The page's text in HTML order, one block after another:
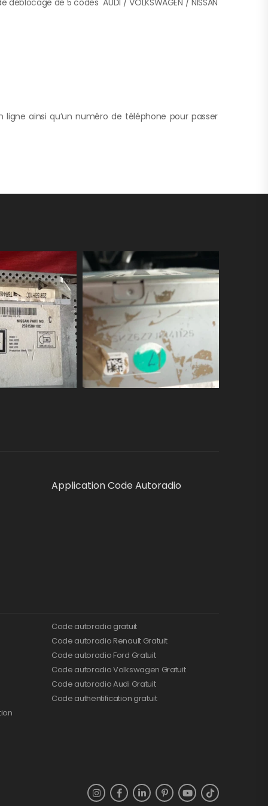
ainsi qu’un numéro de téléphone pour passer
Application Code Autoradio
Code autoradio gratuit
Code autoradio Renault Gratuit
Code autoradio Ford Gratuit
Code autoradio Volkswagen Gratuit
Code autoradio Audi Gratuit
Code authentification gratuit